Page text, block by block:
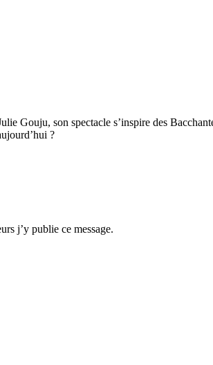
Gouju, son spectacle s’inspire des
?
j’y publie ce message.